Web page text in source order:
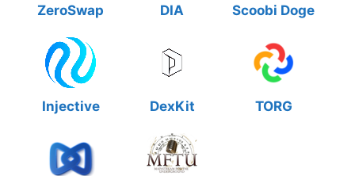
ZeroSwap DIA Scoobi Doge
Injective DexKit TORG